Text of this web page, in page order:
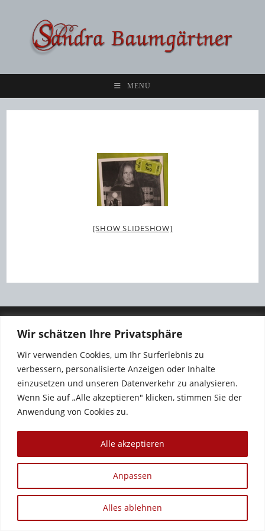
Wir schätzen Ihre Privatsphäre
Wir verwenden Cookies, um Ihr Surferlebnis zu
verbessern, personalisierte Anzeigen oder Inhalte
einzusetzen und unseren Datenverkehr zu analysieren.
Wenn Sie auf „Alle akzeptieren" klicken, stimmen Sie der
Anwendung von Cookies zu.
Anpassen
Alles ablehnen
Alle akzeptieren
springen
MENÜ
[SHOW SLIDESHOW]
Copyright 2012 - 2026 - Sandra Baumgärtner